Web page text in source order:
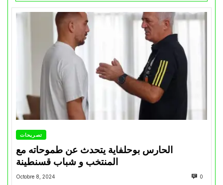
تصريحات
الحارس بوحلفاية يتحدث عن طموحاته مع
المنتخب و شباب قسنطينة
Octobre 8, 2024 0